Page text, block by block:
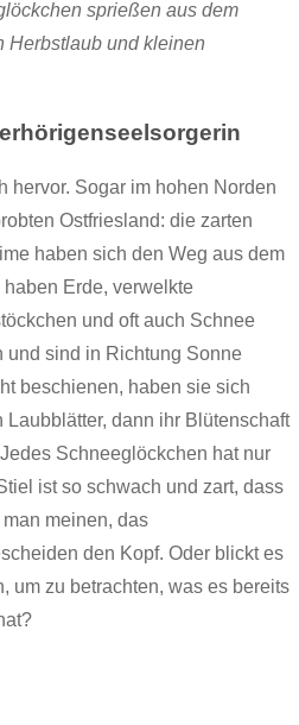
sprießen aus dem
Herbstlaub und kleinen
hervor. Sogar im hohen Norden
Ostfriesland: die zarten
haben sich den Weg aus dem
Erde, verwelkte
und oft auch Schnee
sind in Richtung Sonne
beschienen, haben sie sich
Laubblätter, dann ihr Blütenschaft
Schneeglöckchen hat nur
ist so schwach und zart, dass
meinen, das
den Kopf. Oder blickt es
um zu betrachten, was es bereits